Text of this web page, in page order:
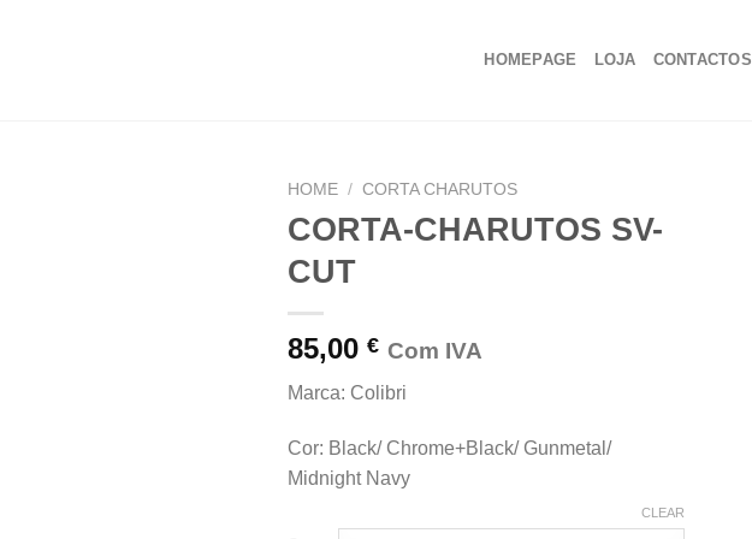
HOMEPAGE LOJA CONTACTOS
HOME / CORTA CHARUTOS
CORTA-CHARUTOS SV-
CUT
85,00 € Com IVA
Marca: Colibri
Cor: Black/ Chrome+Black/ Gunmetal/
Midnight Navy
CLEAR